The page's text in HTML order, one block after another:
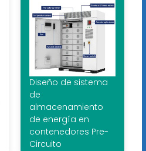
Diseño de sistema
de
almacenamiento
de energía en
contenedores Pre-
Circuito